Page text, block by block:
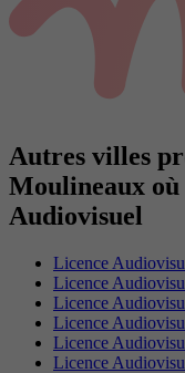
Autres villes
Moulineaux
Audiovisuel
Licence
Licence
Licence
Licence
Licence
Licence